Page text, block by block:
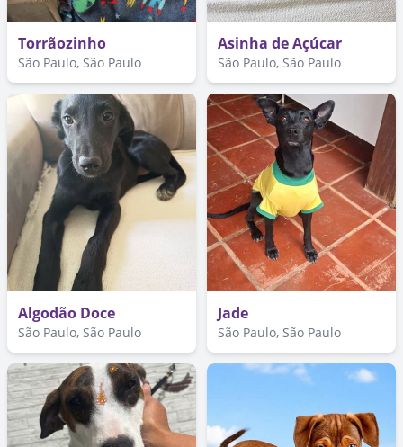
Torrãozinho
São Paulo, São Paulo
Asinha de Açúcar
São Paulo, São Paulo
Algodão Doce
São Paulo, São Paulo
Jade
São Paulo, São Paulo